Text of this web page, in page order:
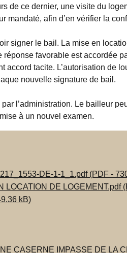
de ce dernier, une visite du
mandaté, afin d’en vérifier la
signer le bail. La mise en
favorable est accordée
tacite. L’autorisation de
nouvelle signature de bail.
l’administration. Le bailleur
à un nouvel examen.
DE-1-1_1.pdf (PDF -
DE LOGEMENT.pdf
kB)
CASERNE IMPASSE DE LA